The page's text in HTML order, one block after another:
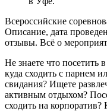
Всероссийские
Описание, дата
отзывы. Всё о
Не знаете что посетить
куда сходить с парнем
свидания? Ищете
активным отдыхом?
сходить на